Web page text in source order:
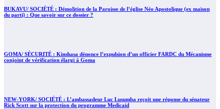
BUKAVU/ SOCIÉTÉ : Démolition de la Paroisse de l’église Néo Apostolique (ex maison
du parti) : Que savoir sur ce dossier ?
GOMA/ SÉCURITÉ : Kinshasa dénonce l’expulsion d’un officier FARDC du Mécanisme
conjoint de vérification élargi à Goma
NEW-YORK/ SOCIÉTÉ : L’ambassadeur Luc Lusumba reçoit une réponse du sénateur
Rick Scott sur la protection du programme Medicaid